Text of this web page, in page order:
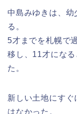
中島みゆきは、
る。
5才までを札幌で
移し、11才にな
た。
新しい土地にす
はなかった。